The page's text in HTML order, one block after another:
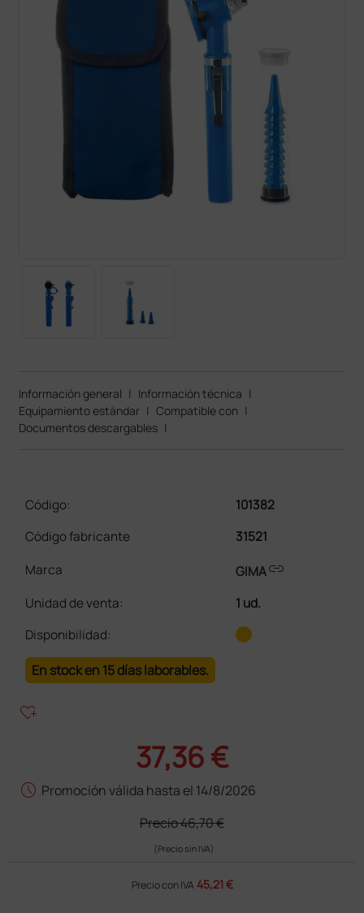
Información general | Información técnica |
Equipamiento estándar | Compatible con |
Documentos descargables |
Código:
101382
Código fabricante
31521
Marca
GIMAlink
Unidad de venta:
1 ud.
Disponibilidad:
En stock en 15 días laborables.
heart_plus
37,36 €
schedule Promoción válida hasta el 14/8/2026
Precio46,70 €
(Precio sin IVA)
Precio con IVA 45,21 €